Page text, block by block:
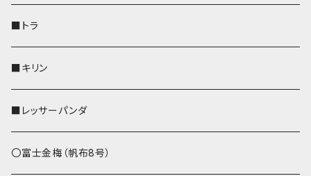
財布
その他
リール付きストラップ
リールのみ
ストラップ付
ペンホルダー
AppleWatchバンド
L字ファスナー財布
その他
■トラ
■キリン
■レッサーパンダ
〇富士金梅（帆布8号）